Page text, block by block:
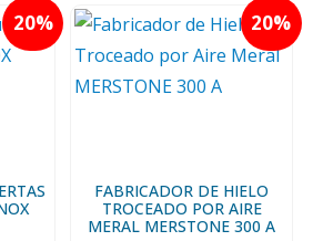
20 20
FABRICADOR DE HIELO
TROCEADO POR AIRE
MERAL MERSTONE 300 A